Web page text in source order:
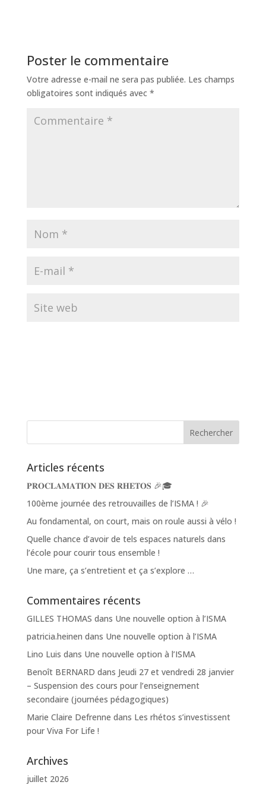
Poster le commentaire
Votre adresse e-mail ne sera pas publiée. Les champs
obligatoires sont indiqués avec *
Articles récents
𝐏𝐑𝐎𝐂𝐋𝐀𝐌𝐀𝐓𝐈𝐎𝐍 𝐃𝐄𝐒 𝐑𝐇𝐄𝐓𝐎𝐒 🎉🎓
100ème journée des retrouvailles de l’ISMA ! 🎉
Au fondamental, on court, mais on roule aussi à vélo !
Quelle chance d’avoir de tels espaces naturels dans
l’école pour courir tous ensemble !
Une mare, ça s’entretient et ça s’explore …
Commentaires récents
GILLES THOMAS dans Une nouvelle option à l’ISMA
patricia.heinen dans Une nouvelle option à l’ISMA
Lino Luis dans Une nouvelle option à l’ISMA
Benoît BERNARD dans Jeudi 27 et vendredi 28 janvier
– Suspension des cours pour l’enseignement
secondaire (journées pédagogiques)
Marie Claire Defrenne dans Les rhétos s’investissent
pour Viva For Life !
Archives
juillet 2026